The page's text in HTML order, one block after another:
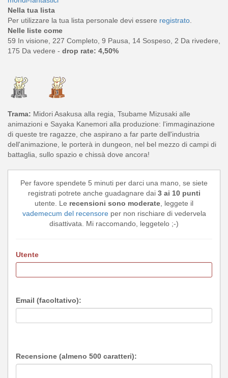
Nella tua lista
Per utilizzare la tua lista personale devi essere registrato
Nelle liste come
59 In visione, 227 Completo, 9 Pausa, 14 Sospeso, 2 Da rivedere,
175 Da vedere - drop rate: 4,50%
Trama: Midori Asakusa alla regia, Tsubame Mizusaki alle
animazioni e Sayaka Kanemori alla produzione: l'immaginazione
di queste tre ragazze, che aspirano a far parte dell'industria
dell'animazione, le porterà in dungeon, nel bel mezzo di campi di
battaglia, sullo spazio e chissà dove ancora!
Per favore spendete 5 minuti per darci una mano, se siete
registrati potrete anche guadagnare dai 3 ai 10 punti
utente. Le recensioni sono moderate, leggete il
vademecum del recensoreper non rischiare di vedervela
disattivata. Mi raccomando, leggetelo ;-)
Utente
Email (facoltativo):
Recensione (almeno 500 caratteri):